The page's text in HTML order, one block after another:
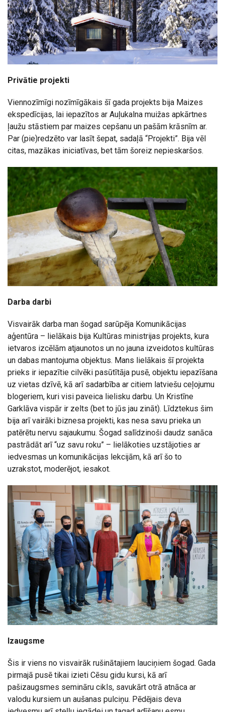
Privātie projekti
Viennozīmīgi nozīmīgākais šī gada projekts bija Maizes
ekspedīcijas, lai iepazītos ar Auļukalna muižas apkārtnes
ļaužu stāstiem par maizes cepšanu un pašām krāsnīm ar.
Par (pie)redzēto var lasīt šepat, sadaļā “Projekti”. Bija vēl
citas, mazākas iniciatīvas, bet tām šoreiz nepieskaršos.
Darba darbi
Visvairāk darba man šogad sarūpēja Komunikācijas
aģentūra – lielākais bija Kultūras ministrijas projekts, kura
ietvaros izcēlām atjaunotos un no jauna izveidotos kultūras
un dabas mantojuma objektus. Mans lielākais šī projekta
prieks ir iepazītie cilvēki pasūtītāja pusē, objektu iepazīšana
uz vietas dzīvē, kā arī sadarbība ar citiem latviešu ceļojumu
blogeriem, kuri visi paveica lielisku darbu. Un Kristīne
Garklāva vispār ir zelts (bet to jūs jau zināt). Līdztekus šim
bija arī vairāki biznesa projekti, kas nesa savu prieka un
patērētu nervu sajaukumu. Šogad salīdzinoši daudz sanāca
pastrādāt arī “uz savu roku” – lielākoties uzstājoties ar
iedvesmas un komunikācijas lekcijām, kā arī šo to
uzrakstot, moderējot, iesakot.
Izaugsme
Šis ir viens no visvairāk rušinātajiem lauciņiem šogad. Gada
pirmajā pusē tikai izieti Cēsu gidu kursi, kā arī
pašizaugsmes semināru cikls, savukārt otrā atnāca ar
valodu kursiem un aušanas pulciņu. Pēdējais deva